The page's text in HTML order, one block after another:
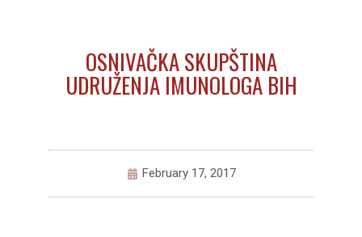
OSNIVAČKA SKUPŠTINA
UDRUŽENJA IMUNOLOGA BIH
February 17, 2017